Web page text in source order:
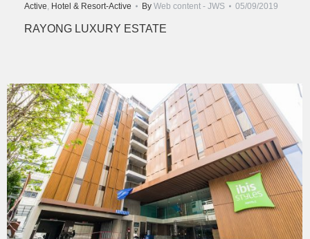
Active, Hotel & Resort-Active By Web content - JWS 05/09/2019
RAYONG LUXURY ESTATE